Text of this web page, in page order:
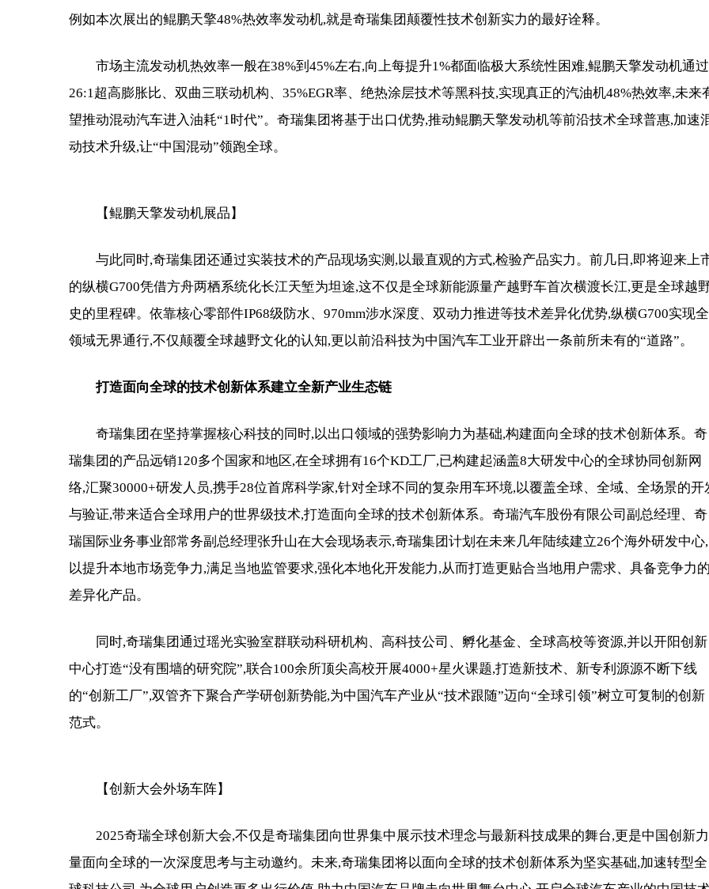
例如本次展出的鲲鹏天擎48%热效率发动机,就是奇瑞集团颠覆性技术创新实力的最好诠释。
市场主流发动机热效率一般在38%到45%左右,向上每提升1%都面临极大系统性困难,鲲鹏天擎发动机通过
26:1超高膨胀比、双曲三联动机构、35%EGR率、绝热涂层技术等黑科技,实现真正的汽油机48%热效率,未来
望推动混动汽车进入油耗“1时代”。奇瑞集团将基于出口优势,推动鲲鹏天擎发动机等前沿技术全球普惠,加速
动技术升级,让“中国混动”领跑全球。
【鲲鹏天擎发动机展品】
与此同时,奇瑞集团还通过实装技术的产品现场实测,以最直观的方式,检验产品实力。前几日,即将迎来上
的纵横G700凭借方舟两栖系统化长江天堑为坦途,这不仅是全球新能源量产越野车首次横渡长江,更是全球越
史的里程碑。依靠核心零部件IP68级防水、970mm涉水深度、双动力推进等技术差异化优势,纵横G700实现全
领域无界通行,不仅颠覆全球越野文化的认知,更以前沿科技为中国汽车工业开辟出一条前所未有的“道路”。
打造面向全球的技术创新体系建立全新产业生态链
奇瑞集团在坚持掌握核心科技的同时,以出口领域的强势影响力为基础,构建面向全球的技术创新体系。奇
瑞集团的产品远销120多个国家和地区,在全球拥有16个KD工厂,已构建起涵盖8大研发中心的全球协同创新网
络,汇聚30000+研发人员,携手28位首席科学家,针对全球不同的复杂用车环境,以覆盖全球、全域、全场景的开
与验证,带来适合全球用户的世界级技术,打造面向全球的技术创新体系。奇瑞汽车股份有限公司副总经理、奇
瑞国际业务事业部常务副总经理张升山在大会现场表示,奇瑞集团计划在未来几年陆续建立26个海外研发中心,
以提升本地市场竞争力,满足当地监管要求,强化本地化开发能力,从而打造更贴合当地用户需求、具备竞争力的
差异化产品。
同时,奇瑞集团通过瑶光实验室群联动科研机构、高科技公司、孵化基金、全球高校等资源,并以开阳创新
中心打造“没有围墙的研究院”,联合100余所顶尖高校开展4000+星火课题,打造新技术、新专利源源不断下线
的“创新工厂”,双管齐下聚合产学研创新势能,为中国汽车产业从“技术跟随”迈向“全球引领”树立可复制的创新
范式。
【创新大会外场车阵】
2025奇瑞全球创新大会,不仅是奇瑞集团向世界集中展示技术理念与最新科技成果的舞台,更是中国创新力
量面向全球的一次深度思考与主动邀约。未来,奇瑞集团将以面向全球的技术创新体系为坚实基础,加速转型全